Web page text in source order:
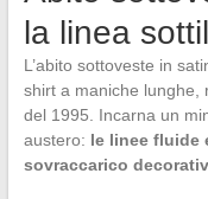
la linea
L’abito sottoveste in
shirt a maniche lunghe,
del 1995. Incarna un
austero: le linee fluide
sovraccarico